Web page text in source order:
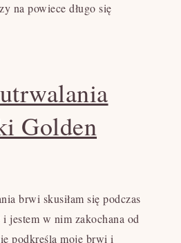
na powiece długo się
Golden
brwi skusiłam się podczas
jestem w nim zakochana od
podkreśla moje brwi i